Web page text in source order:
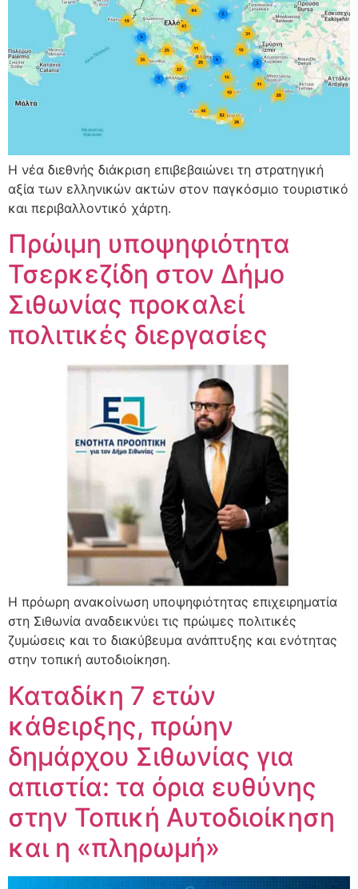
Η νέα διεθνής διάκριση επιβεβαιώνει τη στρατηγική
αξία των ελληνικών ακτών στον παγκόσμιο τουριστικό
και περιβαλλοντικό χάρτη.
Πρώιμη υποψηφιότητα
Τσερκεζίδη στον Δήμο
Σιθωνίας προκαλεί
πολιτικές διεργασίες
Η πρόωρη ανακοίνωση υποψηφιότητας επιχειρηματία
στη Σιθωνία αναδεικνύει τις πρώιμες πολιτικές
ζυμώσεις και το διακύβευμα ανάπτυξης και ενότητας
στην τοπική αυτοδιοίκηση.
Καταδίκη 7 ετών
κάθειρξης, πρώην
δημάρχου Σιθωνίας για
απιστία: τα όρια ευθύνης
στην Τοπική Αυτοδιοίκηση
και η «πληρωμή»